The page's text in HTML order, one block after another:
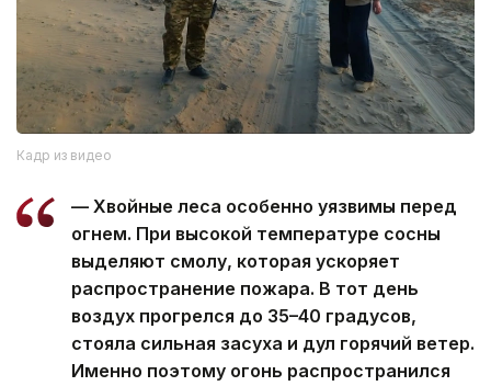
Кадр из видео
— Хвойные леса особенно уязвимы перед
огнем. При высокой температуре сосны
выделяют смолу, которая ускоряет
распространение пожара. В тот день
воздух прогрелся до 35–40 градусов,
стояла сильная засуха и дул горячий ветер.
Именно поэтому огонь распространился